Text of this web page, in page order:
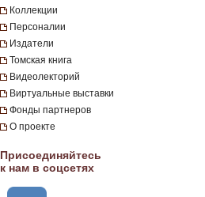
Коллекции
Персоналии
Издатели
Томская книга
Видеолекторий
Виртуальные выставки
Фонды партнеров
О проекте
Присоединяйтесь
к нам в соцсетях